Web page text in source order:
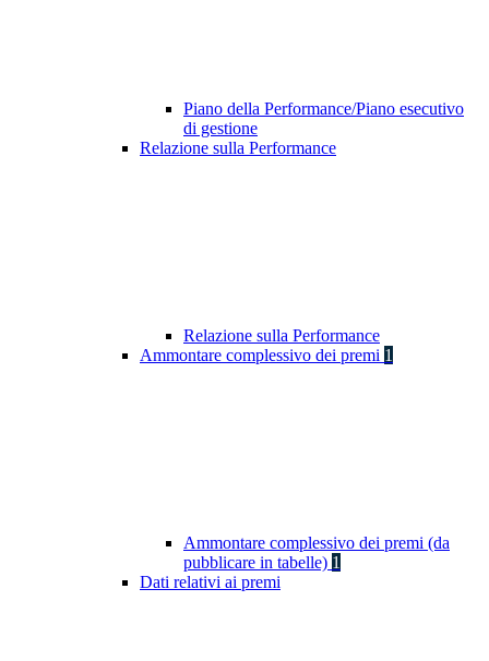
Piano della Performance/Piano esecutivo
di gestione
Relazione sulla Performance
Relazione sulla Performance
Ammontare complessivo dei premi 1
Ammontare complessivo dei premi (da
pubblicare in tabelle) 1
Dati relativi ai premi